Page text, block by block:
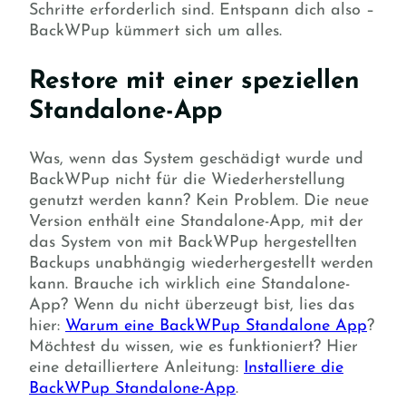
Schritte erforderlich sind. Entspann dich also –
BackWPup kümmert sich um alles.
Restore mit einer speziellen
Standalone-App
Was, wenn das System geschädigt wurde und
BackWPup nicht für die Wiederherstellung
genutzt werden kann? Kein Problem. Die neue
Version enthält eine Standalone-App, mit der
das System von mit BackWPup hergestellten
Backups unabhängig wiederhergestellt werden
kann. Brauche ich wirklich eine Standalone-
App? Wenn du nicht überzeugt bist, lies das
hier: Warum eine BackWPup Standalone App?
Möchtest du wissen, wie es funktioniert? Hier
eine detailliertere Anleitung: Installiere die
BackWPup Standalone-App.